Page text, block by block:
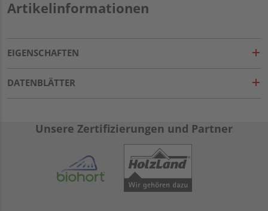
Artikelinformationen
EIGENSCHAFTEN
DATENBLÄTTER
Unsere Zertifizierungen und Partner